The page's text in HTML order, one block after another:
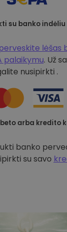
su banko indėliu
lėšas
palaikymu. Už
nusipirkti .
arba kredito
banko
su savo